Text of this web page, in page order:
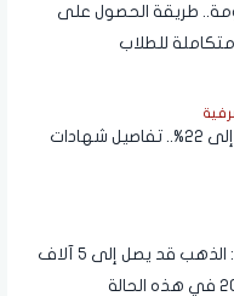
طريقة الحصول على
للطلاب
أعلى عائد يصل إلى 22%.. تفاصيل شهادات
محلل اقتصادي: الذهب قد يصل إلى 5 آلاف